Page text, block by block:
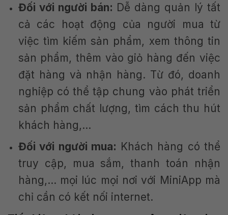
Đối với người bán: Dễ dàng quản lý tất
cả các hoạt động của người mua từ
việc tìm kiếm sản phẩm, xem thông tin
sản phẩm, thêm vào giỏ hàng đến việc
đặt hàng và nhận hàng. Từ đó, doanh
nghiệp có thể tập chung vào phát triển
sản phẩm chất lượng, tìm cách thu hút
khách hàng,…
Đối với người mua: Khách hàng có thể
truy cập, mua sắm, thanh toán nhận
hàng,… mọi lúc mọi nơi với MiniApp mà
chỉ cần có kết nối internet.